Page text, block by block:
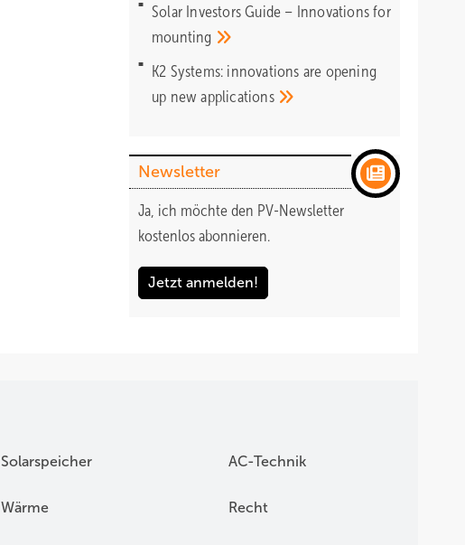
Solar Investors Guide – Innovations for
mounting
K2 Systems: innovations are opening
up newapplications
Newsletter
Ja, ich möchte den PV-Newsletter
kostenlos abonnieren.
Jetzt anmelden!
Solarspeicher AC-Technik
Wärme Recht